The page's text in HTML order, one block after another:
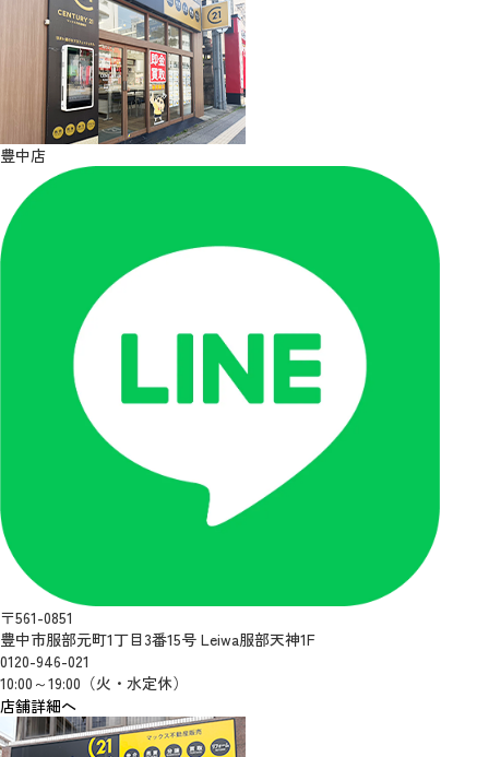
豊中店
〒561-0851
豊中市服部元町1丁目3番15号 Leiwa服部天神1F
0120-946-021
10:00～19:00（火・水定休）
店舗詳細へ